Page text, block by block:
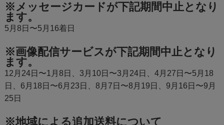
※メッセージカードが下記期間中止となり
ます。
5月8日〜5月16着日
※画像配信サービスが下記期間中止となり
ます。
12月24日〜1月8日、3月10日〜3月24日、4月27日〜5月18
日、6月18日〜6月23日、8月7日〜8月19日、9月16日〜9月
25日
※地域による追加送料について